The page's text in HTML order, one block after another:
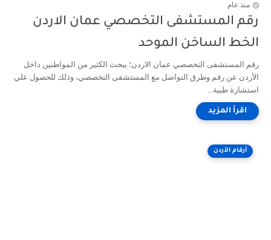
منذ عام
رقم المستشفى التخصصي عمان الاردن
الخط الساخن الموحد
رقم المستشفى التخصصي عمان الاردن؛ يبحث الكثير من المواطنين داخل
الأردن عن رقم وطرق التواصل مع المستشفى التخصصي، وذلك للحصول علي
استشارة طبية...
أرقام الأردن